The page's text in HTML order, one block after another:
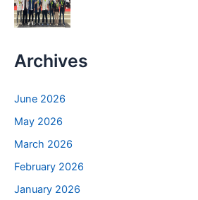
Archives
June 2026
May 2026
March 2026
February 2026
January 2026